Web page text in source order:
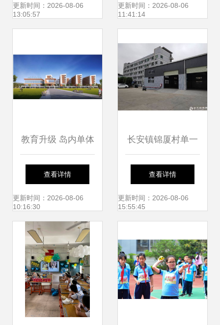
料为例聚焦颜料色
更新时间：2026-08-06
13:05:57
区房单价跌破2.5万
更新时间：2026-08-06
11:41:14
教育升级 岛内单体
办学规模最大学校
明年交付使用
查看详情
更新时间：2026-08-06
10:16:30
长安镇锦厦村单一
层钢构厂房 占地
1080㎡的工业价值
查看详情
更新时间：2026-08-06
15:55:45